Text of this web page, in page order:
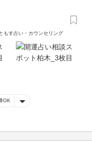
もす占い・カウンセリング
OK